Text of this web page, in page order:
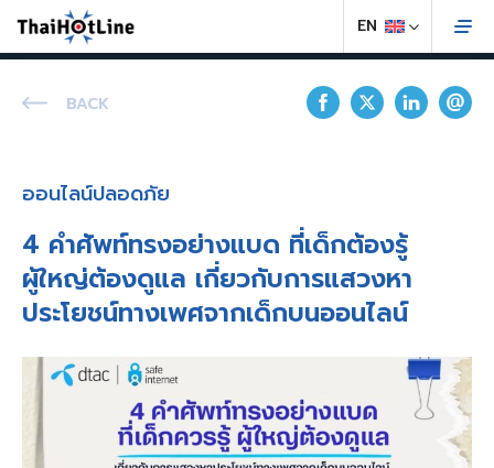
BACK
ออนไลน์ปลอดภัย
4 คำศัพท์ทรงอย่างแบด ที่เด็กต้องรู้
ผู้ใหญ่ต้องดูแล เกี่ยวกับการแสวงหา
ประโยชน์ทางเพศจากเด็กบนออนไลน์